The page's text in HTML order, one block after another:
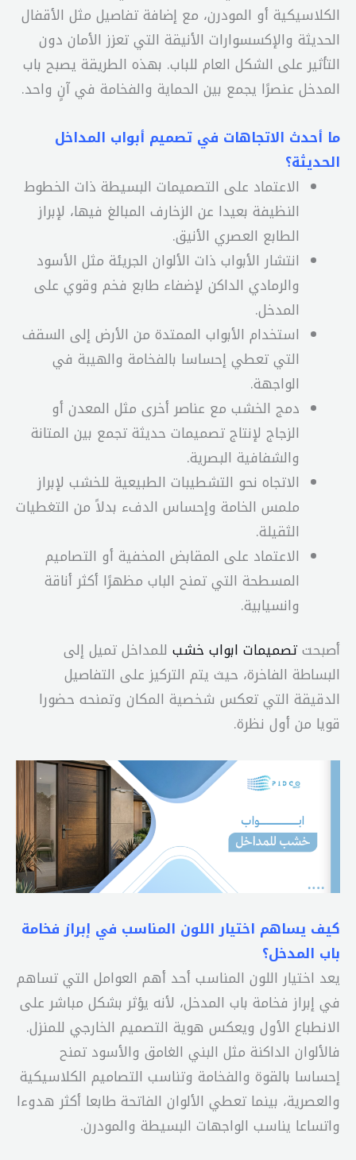
الكلاسيكية أو المودرن، مع إضافة تفاصيل مثل الأقفال
الحديثة والإكسسوارات الأنيقة التي تعزز الأمان دون
التأثير على الشكل العام للباب. بهذه الطريقة يصبح باب
المدخل عنصرًا يجمع بين الحماية والفخامة في آنٍ واحد.
ما أحدث الاتجاهات في تصميم أبواب المداخل
الحديثة؟
الاعتماد على التصميمات البسيطة ذات الخطوط
النظيفة بعيدا عن الزخارف المبالغ فيها، لإبراز
الطابع العصري الأنيق.
انتشار الأبواب ذات الألوان الجريئة مثل الأسود
والرمادي الداكن لإضفاء طابع فخم وقوي على
المدخل.
استخدام الأبواب الممتدة من الأرض إلى السقف
التي تعطي إحساسا بالفخامة والهيبة في
الواجهة.
دمج الخشب مع عناصر أخرى مثل المعدن أو
الزجاج لإنتاج تصميمات حديثة تجمع بين المتانة
والشفافية البصرية.
الاتجاه نحو التشطيبات الطبيعية للخشب لإبراز
ملمس الخامة وإحساس الدفء بدلاً من التغطيات
الثقيلة.
الاعتماد على المقابض المخفية أو التصاميم
المسطحة التي تمنح الباب مظهرًا أكثر أناقة
وانسيابية.
أصبحتتصميمات ابواب خشب للمداخل تميل إلى
البساطة الفاخرة، حيث يتم التركيز على التفاصيل
الدقيقة التي تعكس شخصية المكان وتمنحه حضورا
قويا من أول نظرة.
كيف يساهم اختيار اللون المناسب في إبراز فخامة
باب المدخل؟
يعد اختيار اللون المناسب أحد أهم العوامل التي تساهم
في إبراز فخامة باب المدخل، لأنه يؤثر بشكل مباشر على
الانطباع الأول ويعكس هوية التصميم الخارجي للمنزل.
فالألوان الداكنة مثل البني الغامق والأسود تمنح
إحساسا بالقوة والفخامة وتناسب التصاميم الكلاسيكية
والعصرية، بينما تعطي الألوان الفاتحة طابعا أكثر هدوءا
واتساعا يناسب الواجهات البسيطة والمودرن.